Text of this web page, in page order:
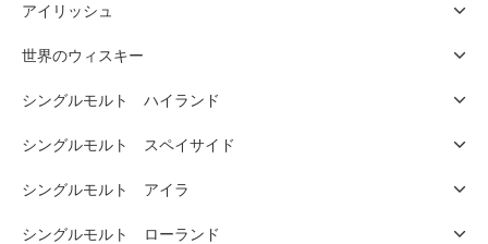
アイリッシュ
世界のウィスキー
シングルモルト ハイランド
シングルモルト スペイサイド
シングルモルト アイラ
シングルモルト ローランド